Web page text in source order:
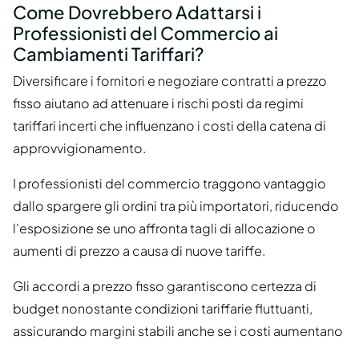
Come Dovrebbero Adattarsi i
Professionisti del Commercio ai
Cambiamenti Tariffari?
Diversificare i fornitori e negoziare contratti a prezzo
fisso aiutano ad attenuare i rischi posti da regimi
tariffari incerti che influenzano i costi della catena di
approvvigionamento.
I professionisti del commercio traggono vantaggio
dallo spargere gli ordini tra più importatori, riducendo
l'esposizione se uno affronta tagli di allocazione o
aumenti di prezzo a causa di nuove tariffe.
Gli accordi a prezzo fisso garantiscono certezza di
budget nonostante condizioni tariffarie fluttuanti,
assicurando margini stabili anche se i costi aumentano